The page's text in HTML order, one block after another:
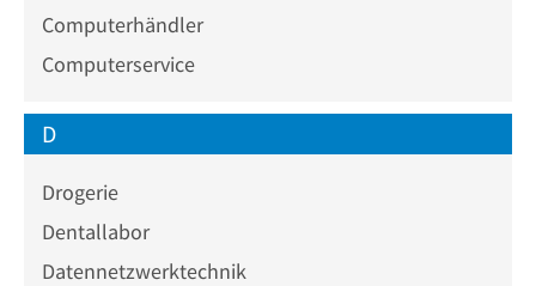
Computerhändler
Computerservice
D
Drogerie
Dentallabor
Datennetzwerktechnik